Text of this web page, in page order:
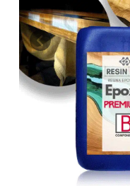
Previous